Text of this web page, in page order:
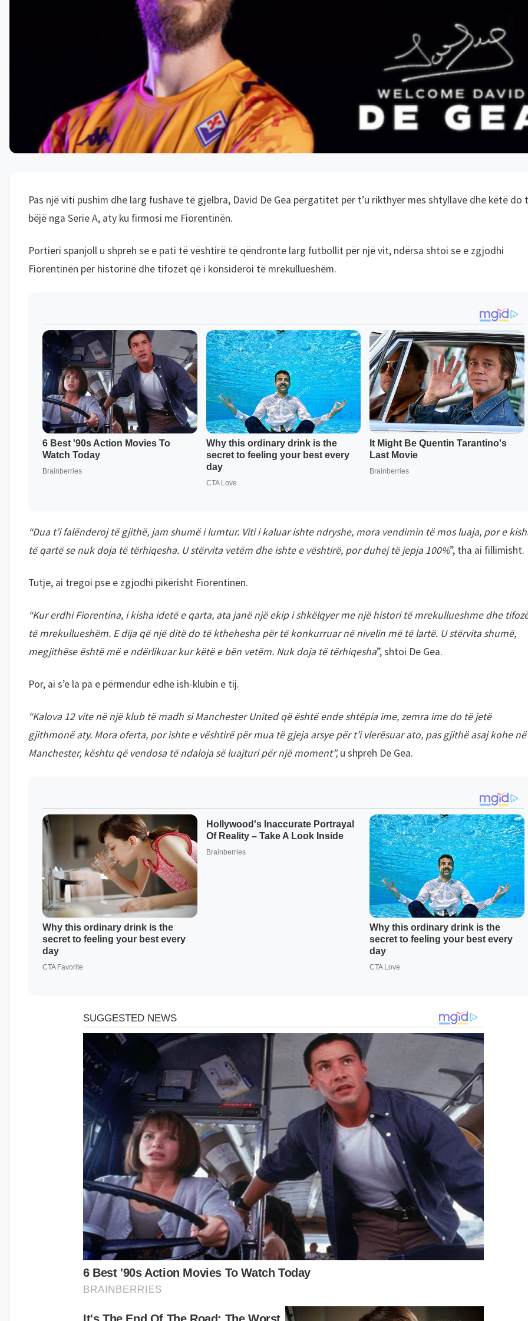
Pas një viti pushim dhe larg fushave të gjelbra, David De Gea përgatitet për t’u rikthyer mes shtyllave dhe këtë do
bëjë nga Serie A, aty ku firmosi me Fiorentinën.
Portieri spanjoll u shpreh se e pati të vështirë të qëndronte larg futbollit për një vit, ndërsa shtoi se e zgjodhi
Fiorentinën për historinë dhe tifozët që i konsideroi të mrekullueshëm.
“Dua t’i falënderoj të gjithë, jam shumë i lumtur. Viti i kaluar ishte ndryshe, mora vendimin të mos luaja, por e
të qartë se nuk doja të tërhiqesha. U stërvita vetëm dhe ishte e vështirë, por duhej të jepja 100%”, tha ai fillimisht.
Tutje, ai tregoi pse e zgjodhi pikërisht Fiorentinën.
“Kur erdhi Fiorentina, i kisha idetë e qarta, ata janë një ekip i shkëlqyer me një histori të mrekullueshme dhe
të mrekullueshëm. E dija që një ditë do të kthehesha për të konkurruar në nivelin më të lartë. U stërvita shumë,
megjithëse është më e ndërlikuar kur këtë e bën vetëm. Nuk doja të tërhiqesha”, shtoi De Gea.
Por, ai s’e la pa e përmendur edhe ish-klubin e tij.
“Kalova 12 vite në një klub të madh si Manchester United që është ende shtëpia ime, zemra ime do të jetë
gjithmonë aty. Mora oferta, por ishte e vështirë për mua të gjeja arsye për t’i vlerësuar ato, pas gjithë asaj kohe në
Manchester, kështu që vendosa të ndaloja së luajturi për një moment”,u shpreh De Gea.